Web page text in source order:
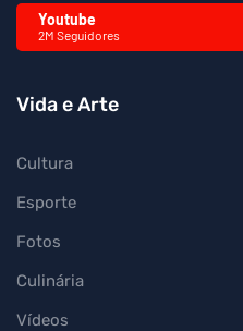
Youtube
2M Seguidores
Vida e Arte
Cultura
Esporte
Fotos
Culinária
Vídeos